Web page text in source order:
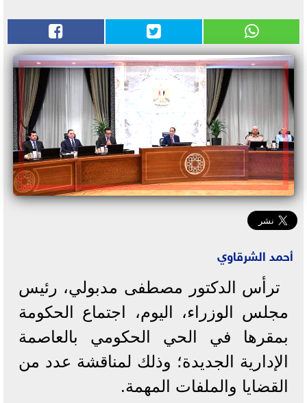
أحمد الشرقاوي
ترأس الدكتور مصطفى مدبولي، رئيس
مجلس الوزراء، اليوم، اجتماع الحكومة
بمقرها في الحي الحكومي بالعاصمة
الإدارية الجديدة؛ وذلك لمناقشة عدد من
القضايا والملفات المهمة.